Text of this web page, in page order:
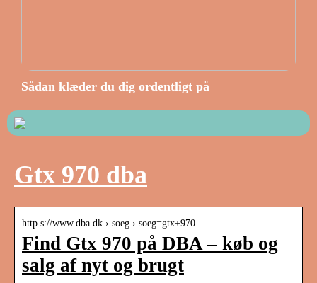
Sådan klæder du dig ordentligt på
Gtx 970 dba
http s://www.dba.dk › soeg › soeg=gtx+970
Find Gtx 970 på DBA – køb og
salg af nyt og brugt